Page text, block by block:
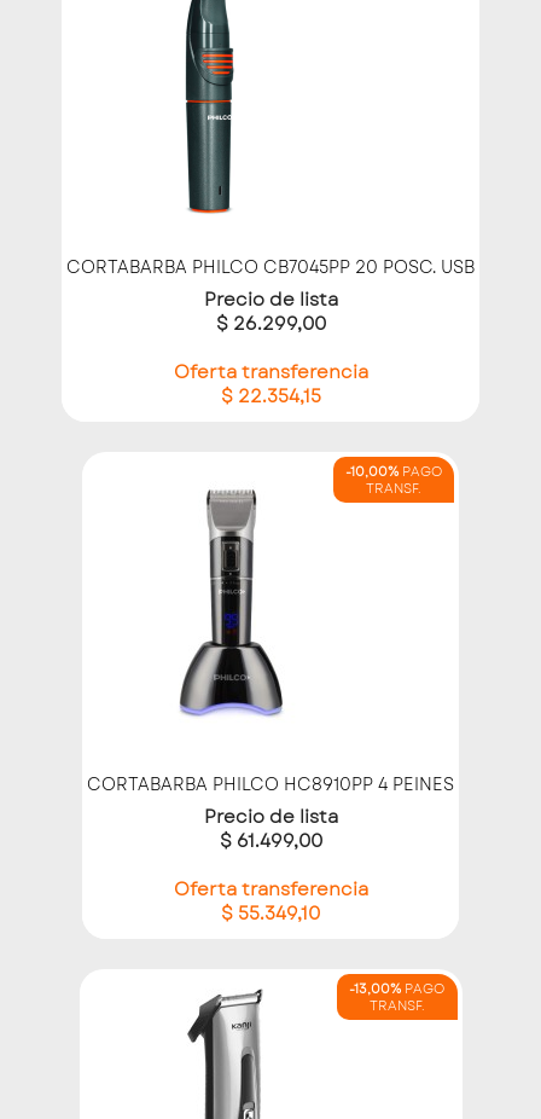
CORTABARBA PHILCO CB7045PP 20 POSC. USB
Precio de lista
$ 26.299,00
Oferta transferencia
$ 22.354,15
-10,00% PAGO
TRANSF.
CORTABARBA PHILCO HC8910PP 4 PEINES
Precio de lista
$ 61.499,00
Oferta transferencia
$ 55.349,10
-13,00% PAGO
TRANSF.